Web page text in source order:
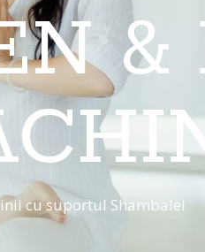
&
cu suportul Shambalei